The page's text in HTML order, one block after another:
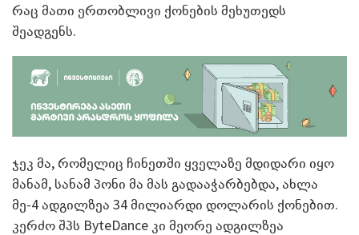
რაც მათი ერთობლივი ქონების მეხუთედს
შეადგენს.
ჯეკ მა, რომელიც ჩინეთში ყველაზე მდიდარი იყო
მანამ, სანამ პონი მა მას გადააჭარბებდა, ახლა
მე-4 ადგილზეა 34 მილიარდი დოლარის ქონებით.
კერძო შპს ByteDance კი მეორე ადგილზეა